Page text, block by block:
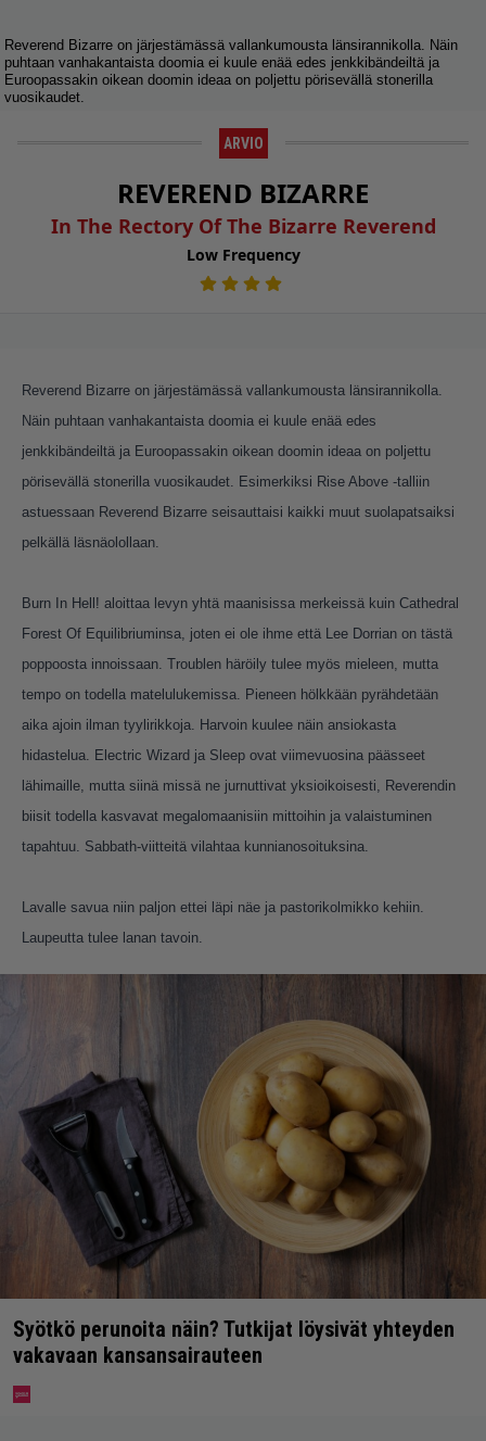
Reverend Bizarre on järjestämässä vallankumousta länsirannikolla. Näin
puhtaan vanhakantaista doomia ei kuule enää edes jenkkibändeiltä ja
Euroopassakin oikean doomin ideaa on poljettu pörisevällä stonerilla
vuosikaudet.
ARVIO
REVEREND BIZARRE
In The Rectory Of The Bizarre Reverend
Low Frequency
Reverend Bizarre on järjestämässä vallankumousta länsirannikolla.
Näin puhtaan vanhakantaista doomia ei kuule enää edes
jenkkibändeiltä ja Euroopassakin oikean doomin ideaa on poljettu
pörisevällä stonerilla vuosikaudet. Esimerkiksi Rise Above -talliin
astuessaan Reverend Bizarre seisauttaisi kaikki muut suolapatsaiksi
pelkällä läsnäolollaan.
Burn In Hell! aloittaa levyn yhtä maanisissa merkeissä kuin Cathedral
Forest Of Equilibriuminsa, joten ei ole ihme että Lee Dorrian on tästä
poppoosta innoissaan. Troublen häröily tulee myös mieleen, mutta
tempo on todella matelulukemissa. Pieneen hölkkään pyrähdetään
aika ajoin ilman tyylirikkoja. Harvoin kuulee näin ansiokasta
hidastelua. Electric Wizard ja Sleep ovat viimevuosina päässeet
lähimaille, mutta siinä missä ne jurnuttivat yksioikoisesti, Reverendin
biisit todella kasvavat megalomaanisiin mittoihin ja valaistuminen
tapahtuu. Sabbath-viitteitä vilahtaa kunnianosoituksina.
Lavalle savua niin paljon ettei läpi näe ja pastorikolmikko kehiin.
Laupeutta tulee lanan tavoin.
Syötkö perunoita näin? Tutkijat löysivät yhteyden
vakavaan kansansairauteen